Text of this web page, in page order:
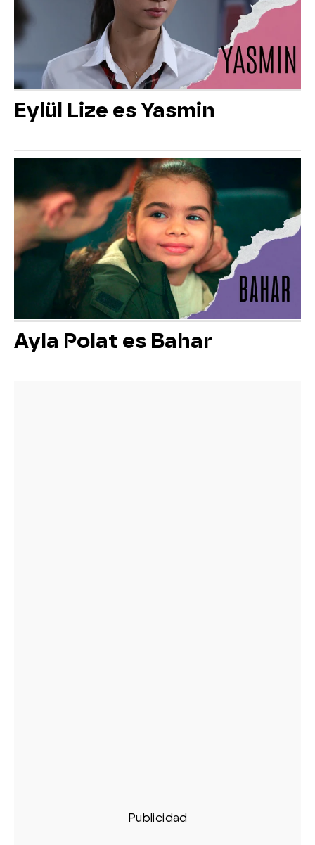
Eylül Lize es Yasmin
Ayla Polat es Bahar